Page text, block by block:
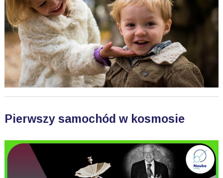
Pierwszy samochód w kosmosie